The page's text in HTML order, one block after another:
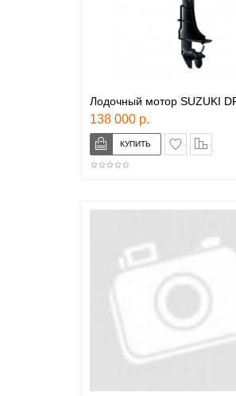
Лодочный мотор SUZUKI
138 000 р.
в закладки